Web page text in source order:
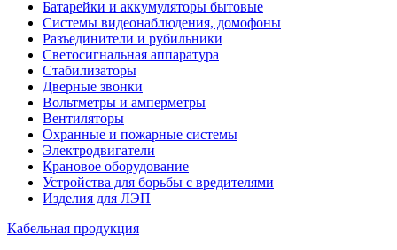
Батарейки и аккумуляторы бытовые
Системы видеонаблюдения, домофоны
Разъединители и рубильники
Светосигнальная аппаратура
Стабилизаторы
Дверные звонки
Вольтметры и амперметры
Вентиляторы
Охранные и пожарные системы
Электродвигатели
Крановое оборудование
Устройства для борьбы с вредителями
Изделия для ЛЭП
Кабельная продукция